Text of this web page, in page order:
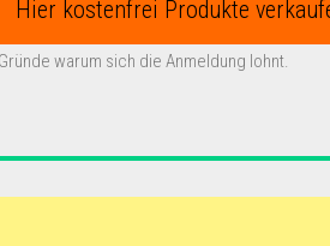
Hier kostenfrei Produkte
warum sich die Anmeldung lohnt.